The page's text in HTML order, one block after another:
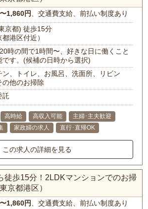
1,860円、交通費支給、前払い制度あり
京都) 徒歩15分
都港区付近）
時の間で1時間〜、好きな日に働くこと
です。(候補の日時から選択)
ン、トイレ、お風呂、洗面所、リビン
の他のお掃除
託
高時給 高収入可能
主婦･主夫歓迎
家政婦の求人 直行･直帰OK
この求人の詳細を見る
徒歩15分！2LDKマンションでのお掃
京都港区）
1,860円、交通費支給、前払い制度あり